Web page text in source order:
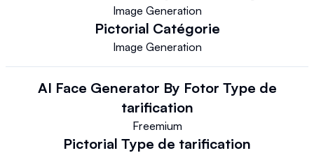
Image Generation
Pictorial Catégorie
Image Generation
AI Face Generator By Fotor Type de
tarification
Freemium
Pictorial Type de tarification